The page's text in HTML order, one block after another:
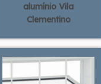
alumínio Vila
Clementino